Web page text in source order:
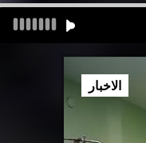
الاخبار